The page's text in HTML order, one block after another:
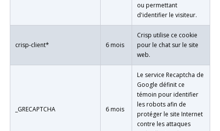
ou permettant
d'identifier le visiteur.
crisp-client* 6 mois
Crisp utilise ce cookie
pour le chat sur le site
web.
_GRECAPTCHA 6 mois
Le service Recaptcha de
Google définit ce
témoin pour identifier
les robots afin de
protéger le site Internet
contre les attaques